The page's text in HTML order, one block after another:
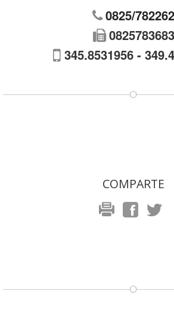
0825/782262
0825783683
345.8531956 -
COMPARTE